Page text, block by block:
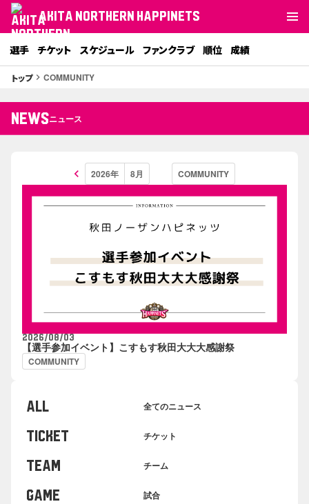
AKITA NORTHERN HAPPINETS
選手 チケット スケジュール ファンクラブ 順位 成績
トップkeyboard_arrow_right COMMUNITY
NEWSニュース
keyboard_arrow_left
2026/08/03
【選手参加イベント】こすもす秋田大大大感謝祭
COMMUNITY
ALL 全てのニュース
TICKET チケット
TEAM チーム
GAME 試合